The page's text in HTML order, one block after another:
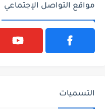
مواقع التواصل الإجتماعي
التسميات